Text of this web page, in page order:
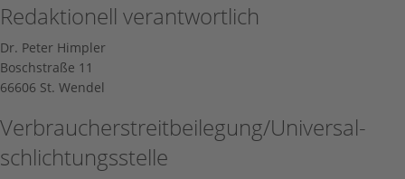
Redaktionell verantwortlich
Dr. Peter Himpler
Boschstraße 11
66606 St. Wendel
Verbraucher­streit­beilegung/Universal­
schlichtungs­stelle